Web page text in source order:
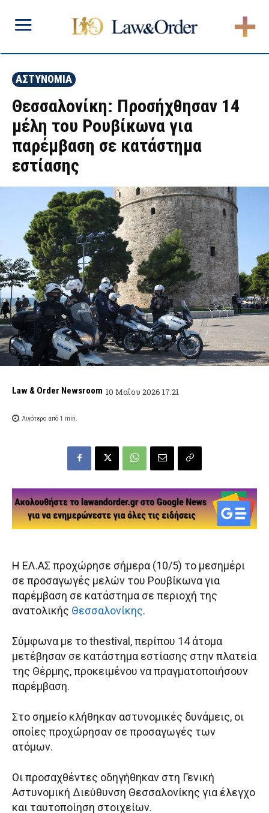
ΑΣΤΥΝΟΜΙΑ
Θεσσαλονίκη: Προσήχθησαν 14
μέλη του Ρουβίκωνα για
παρέμβαση σε κατάστημα
εστίασης
Law & Order Newsroom 10 Μαΐου 2026 17:21
Λιγότερο από 1 min.
Η ΕΛ.ΑΣ προχώρησε σήμερα (10/5) το μεσημέρι
σε προσαγωγές μελών του Ρουβίκωνα για
παρέμβαση σε κατάστημα σε περιοχή της
ανατολικής Θεσσαλονίκης.
Σύμφωνα με το thestival, περίπου 14 άτομα
μετέβησαν σε κατάστημα εστίασης στην πλατεία
της Θέρμης, προκειμένου να πραγματοποιήσουν
παρέμβαση.
Στο σημείο κλήθηκαν αστυνομικές δυνάμεις, οι
οποίες προχώρησαν σε προσαγωγές των
ατόμων.
Οι προσαχθέντες οδηγήθηκαν στη Γενική
Αστυνομική Διεύθυνση Θεσσαλονίκης για έλεγχο
και ταυτοποίηση στοιχείων.